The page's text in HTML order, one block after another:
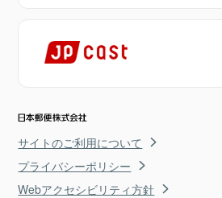
サイトのご利用について
プライバシーポリシー
Webアクセシビリティ方針